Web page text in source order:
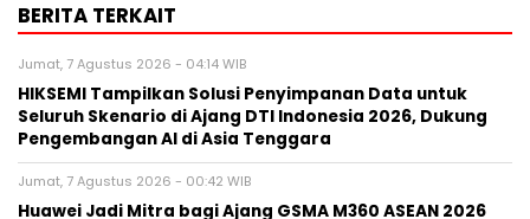
BERITA TERKAIT
Jumat, 7 Agustus 2026 - 04:14 WIB
HIKSEMI Tampilkan Solusi Penyimpanan Data untuk
Seluruh Skenario di Ajang DTI Indonesia 2026, Dukung
Pengembangan AI di Asia Tenggara
Jumat, 7 Agustus 2026 - 00:42 WIB
Huawei Jadi Mitra bagi Ajang GSMA M360 ASEAN 2026